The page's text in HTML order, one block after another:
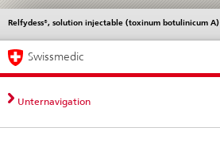
Navigation
directe:
actualités,
bases
contact
Actualités & Mises à
normes
Relfydess®, solution injectable (toxinum botulinicum A)
Service
Navigation
Swissmedic
Unternavigation